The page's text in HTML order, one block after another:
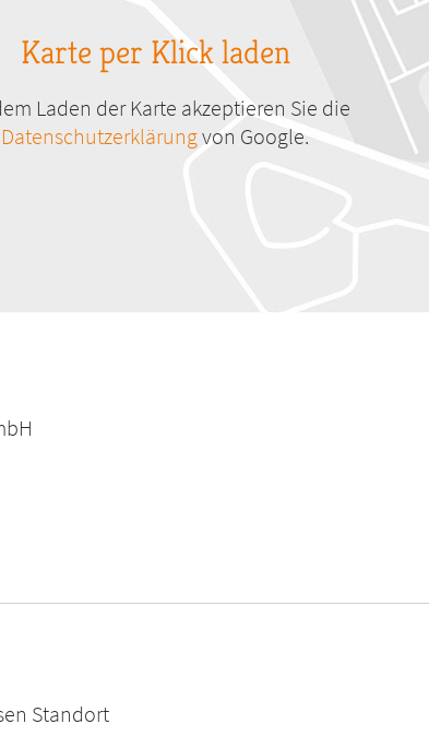
Karte per Klick laden
Laden der Karte akzeptieren Sie die
Datenschutzerklärungvon Google.
Standort